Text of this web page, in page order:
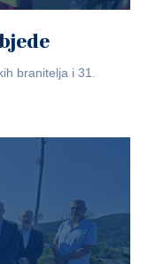
branitelja i 31.